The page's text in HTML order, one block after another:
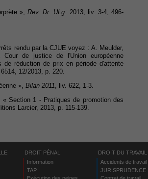
»,Rev. Dr. ULg.
2013, liv. 3-4, 496-
rendu par la CJUE voyez : A. Meulder,
de justice de l'Union européenne
réduction de prix en période d'attente
6514, 12/2013, p. 220.
», Bilan 2011, liv. 622, 1-3.
Section 1 - Pratiques de promotion des
Larcier, 2013, p. 115-139.
DROIT PÉNAL
Information
TAP
DROIT DU TRAVAIL
Accidents de travail
JURISPRUDENCE